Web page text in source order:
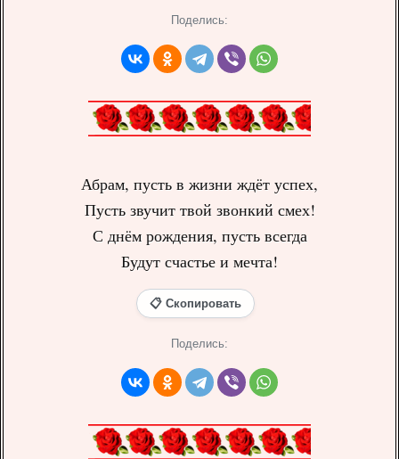
Поделись:
Абрам, пусть в жизни ждёт успех,
Пусть звучит твой звонкий смех!
С днём рождения, пусть всегда
Будут счастье и мечта!
📋 Скопировать
Поделись: